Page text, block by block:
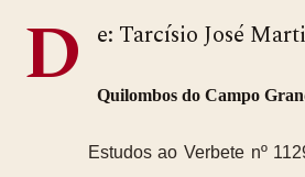
D e: Tarcísio José
Quilombos do Campo
Estudos ao Verbete nº